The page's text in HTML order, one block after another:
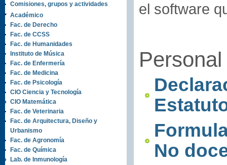
Comisiones, grupos y actividades
Académico
Fac. de Derecho
Fac. de CCSS
Fac. de Humanidades
Instituto de Música
Fac. de Enfermería
Fac. de Medicina
Fac. de Psicología
CIO Ciencia y Tecnología
CIO Matemática
Fac. de Veterinaria
Fac. de Arquitectura, Diseño y
Urbanismo
Fac. de Agronomía
Fac. de Química
Lab. de Inmunología
el software
Personal
No